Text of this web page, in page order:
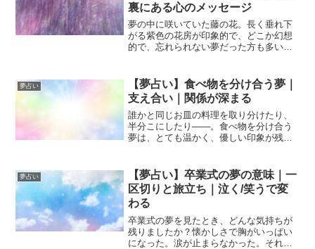
裏にある心のメッセージ
夢の中に咲いていた藤の花。長く垂れ下
がる紫色の花房が印象的で、どこか幻想
的で、忘れられない夢だった方も多いの
優雅で、人を惹きつける一方で、「絡み
つく」「離れにくい」とい...
夢占い
【夢占い】食べ物を分け合う夢｜
支え合い｜関係が深まる
誰かと同じお皿の料理を取り分けたり、
半分こにしたり――。食べ物を分け合う
夢は、とても温かく、優しい印象が残る
養」を象徴します。そしてそれを“分け合
う”という行為は、...
夢占い
【夢占い】卒業式の夢の意味｜一
区切りと旅立ち｜泣く/笑うで変
わる
卒業式の夢を見たとき、どんな気持ちが
残りましたか？懐かしさで胸がいっぱい
になった。涙が止まらなかった。それと